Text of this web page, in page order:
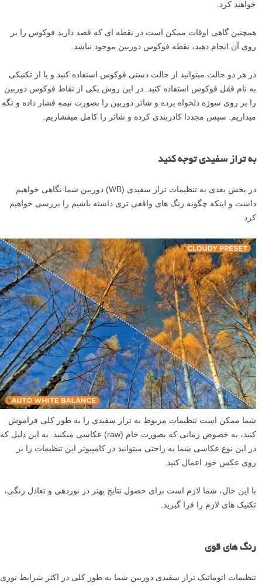
خواهند کرد.
همچنین گاهی اوقات ممکن است در نقطه ­ای که قصد دارید فوکوس را بر
روی آن انجام دهید، نقطه فوکوس دوربین موجود نباشد.
در هر دو حالت می­توانید از حالت دستی فوکوس استفاده کنید و یا از تکنیکی
به نام قفل فوکوس استفاده کنید. در این روش یکی از نقاط فوکوس دوربین
را بر روی سوژه­ دلخواه برده و شاتر دوربین را بصورت نیمه فشار داده و نگه
می­داریم. سپس مجددا کادربندی کرده و شاتر را کامل می­فشاریم.
به تراز سفیدی توجه کنید
در بخش بعدی به تنظیمات تراز سفیدی (WB) دوربین شما نگاهی خواهیم
داشت و اینکه چگونه رنگ­ های واقعی تری داشته باشیم را بررسی خواهیم
کرد.
شما ممکن است تنظیمات مربوط به تراز سفیدی را به طور کلی فراموش
کنید، به خصوص زمانی که بصورت خام (raw) عکاسی می­کنید. به این دلیل که
در این نوع عکاسی شما به راحتی می­توانید در کامپیوتر این تنظیمات را بر
روی عکس خود اعمال کنید.
با این حال، شما لازم است برای حصول نتایج بهتر در نوردهی و تعادل رنگی،
تکنیک­ های لازم را فرا گیرید.
رنگ­ های قوی
تنظیمات اتوماتیک تراز سفیدی دوربین شما به طور کلی در اکثر شرایط نوری